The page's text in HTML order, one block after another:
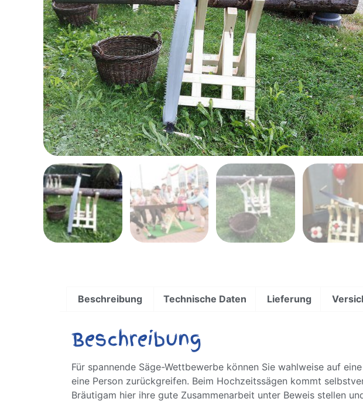
Beschreibung Technische Daten Lieferung
Beschreibung
Für spannende Säge-Wettbewerbe können Sie wahlweise auf
eine Person zurückgreifen. Beim Hochzeitssägen kommt
Bräutigam hier ihre gute Zusammenarbeit unter Beweis stellen